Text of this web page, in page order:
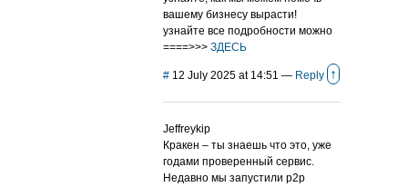
вашему бизнесу вырасти!
узнайте все подробности можно
====>>> ЗДЕСЬ
# 12 July 2025 at 14:51 — Reply ↑
Jeffreykip
Кракен – ты знаешь что это, уже
годами проверенный сервис.
Недавно мы запустили p2p